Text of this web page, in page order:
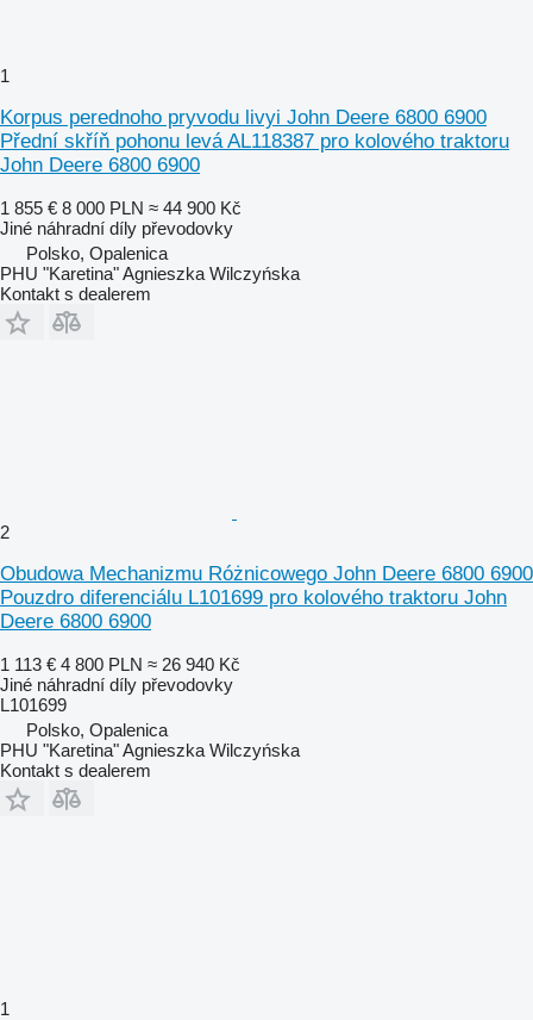
1
Korpus perednoho pryvodu livyi John Deere 6800 6900
Přední skříň pohonu levá AL118387 pro kolového traktoru
John Deere 6800 6900
1 855 € 8 000 PLN ≈ 44 900 Kč
Jiné náhradní díly převodovky
Polsko, Opalenica
PHU "Karetina" Agnieszka Wilczyńska
Kontakt s dealerem
2
Obudowa Mechanizmu Różnicowego John Deere 6800 6900
Pouzdro diferenciálu L101699 pro kolového traktoru John
Deere 6800 6900
1 113 € 4 800 PLN ≈ 26 940 Kč
Jiné náhradní díly převodovky
L101699
Polsko, Opalenica
PHU "Karetina" Agnieszka Wilczyńska
Kontakt s dealerem
1